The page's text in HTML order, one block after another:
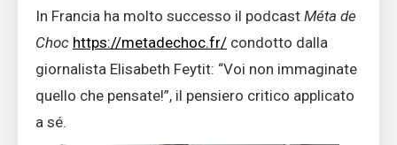
In Francia ha molto successo il podcast Méta de
Choc https://metadechoc.fr/ condotto dalla
giornalista Elisabeth Feytit: “Voi non immaginate
quello che pensate!”, il pensiero critico applicato
a sé.